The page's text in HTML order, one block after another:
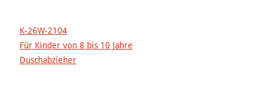
K-26W-2104
Für Kinder von 8 bis 10 Jahre
Duschabzieher